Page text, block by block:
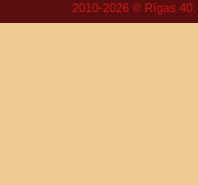
2010-2026 © Rīgas